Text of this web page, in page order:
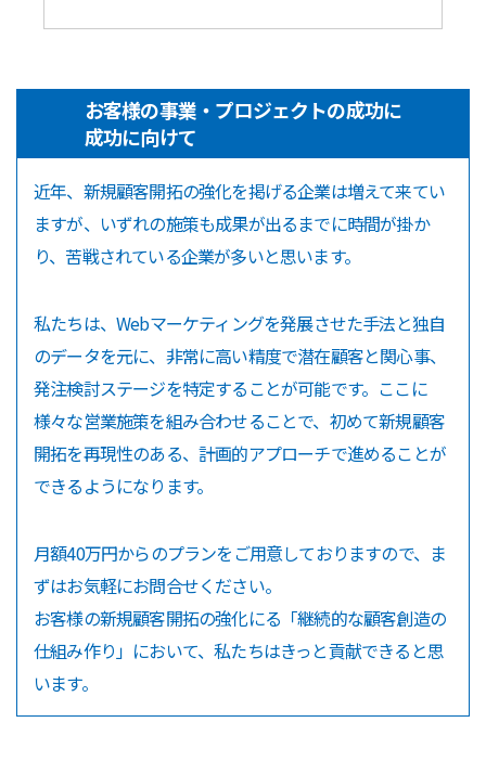
お客様の事業・プロジェクトの成功に
成功に向けて
近年、新規顧客開拓の強化を掲げる企業は増えて来てい
ますが、いずれの施策も成果が出るまでに時間が掛か
り、苦戦されている企業が多いと思います。
私たちは、Webマーケティングを発展させた手法と独自
のデータを元に、非常に高い精度で潜在顧客と関心事、
発注検討ステージを特定することが可能です。ここに
様々な営業施策を組み合わせることで、初めて新規顧客
開拓を再現性のある、計画的アプローチで進めることが
できるようになります。
月額40万円からのプランをご用意しておりますので、ま
ずはお気軽にお問合せください。
お客様の新規顧客開拓の強化にる「継続的な顧客創造の
仕組み作り」において、私たちはきっと貢献できると思
います。